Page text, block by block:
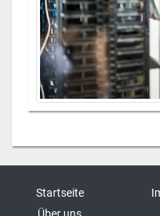
Startseite
Über uns